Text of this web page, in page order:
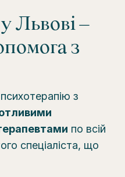
Львові –
з
з
по всій
спеціаліста, що